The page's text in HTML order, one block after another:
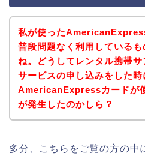
私が使った
普段問題なく利用しているも
ね。どうしてレンタル携帯
サービスの申し込みをした時
AmericanExpressカードが
が発生したのかしら？
多分、こちらをご覧の方の中